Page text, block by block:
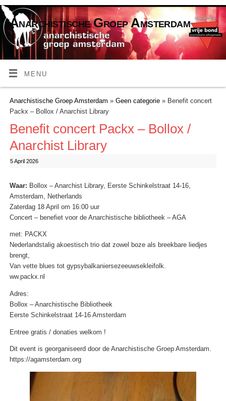
Anarchistische Groep Amsterdam
MENU
Anarchistische Groep Amsterdam » Geen categorie» Benefit concert
Packx – Bollox / Anarchist Library
Benefit concert Packx – Bollox /
Anarchist Library
5 April 2026
Waar: Bollox – Anarchist Library, Eerste Schinkelstraat 14-16,
Amsterdam, Netherlands
Zaterdag 18 April om 16:00 uur
Concert – benefiet voor de Anarchistische bibliotheek – AGA
met: PACKX
Nederlandstalig akoestisch trio dat zowel boze als breekbare liedjes
brengt,
Van vette blues tot gypsybalkaniersezeeuwsekleifolk.
ww.packx.nl
Adres:
Bollox – Anarchistische Bibliotheek
Eerste Schinkelstraat 14-16 Amsterdam
Entree gratis / donaties welkom !
Dit event is georganiseerd door de Anarchistische Groep Amsterdam.
https://agamsterdam.org